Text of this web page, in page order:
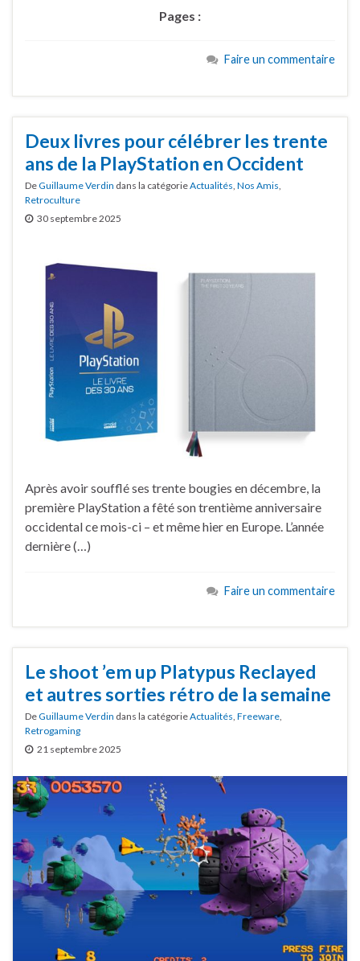
Pages :
Faire un commentaire
Deux livres pour célébrer les trente
ans de la PlayStation en Occident
DeGuillaume Verdin dans la catégorieActualités Nos Amis
Retroculture
30 septembre 2025
Après avoir soufflé ses trente bougies en décembre, la
première PlayStation a fêté son trentième anniversaire
occidental ce mois-ci – et même hier en Europe. L’année
dernière (…)
Faire un commentaire
Le shoot ’em up Platypus Reclayed
et autres sorties rétro de la semaine
DeGuillaume Verdin dans la catégorieActualités, Freeware,
Retrogaming
21 septembre 2025